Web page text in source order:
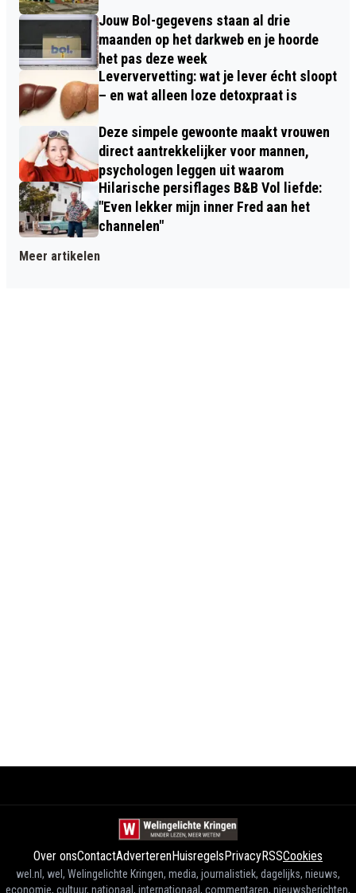
Jouw Bol-gegevens staan al drie
maanden op het darkweb en je hoorde
het pas deze week
Leververvetting: wat je lever écht sloopt
– en wat alleen loze detoxpraat is
Deze simpele gewoonte maakt vrouwen
direct aantrekkelijker voor mannen,
psychologen leggen uit waarom
Hilarische persiflages B&B Vol liefde:
"Even lekker mijn inner Fred aan het
channelen"
Meer artikelen
Over onsContactAdverterenHuisregelsPrivacyRSSCookies
wel.nl, wel, Welingelichte Kringen, media, journalistiek, dagelijks, nieuws,
economie, cultuur, nationaal, internationaal, commentaren, nieuwsberichten,